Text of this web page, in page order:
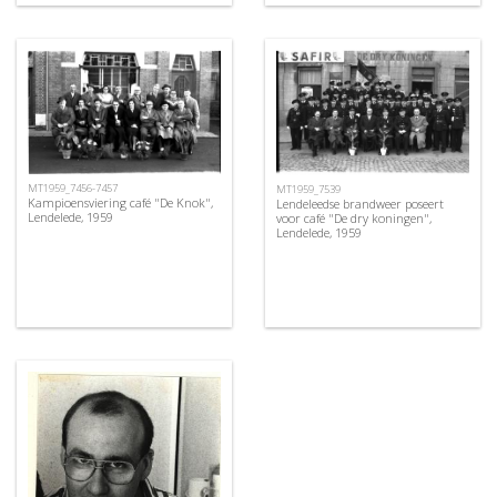
MT1959_7456-7457
Kampioensviering café "De Knok",
Lendelede, 1959
MT1959_7539
Lendeleedse brandweer poseert
voor café "De dry koningen",
Lendelede, 1959